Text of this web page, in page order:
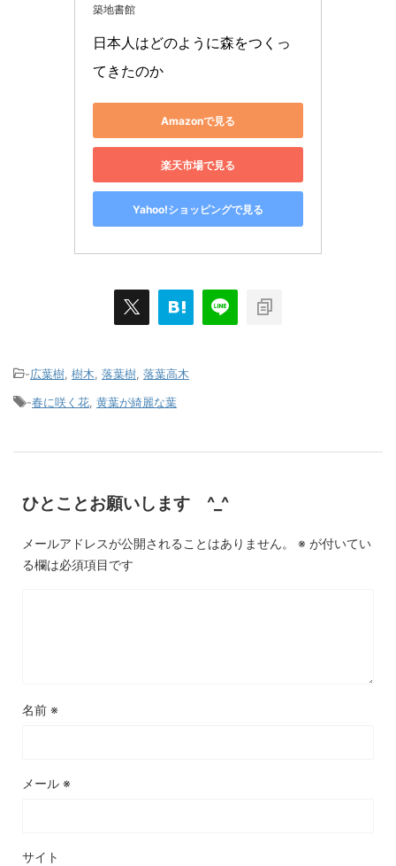
築地書館
日本人はどのように森をつくっ
てきたのか
Amazonで見る
楽天市場で見る
Yahoo!ショッピングで見る
-広葉樹 樹木 落葉樹 落葉高木
-春に咲く花 黄葉が綺麗な葉
ひとことお願いします ^_^
メールアドレスが公開されることはありません。 ※ が付いてい
る欄は必須項目です
名前 ※
メール ※
サイト